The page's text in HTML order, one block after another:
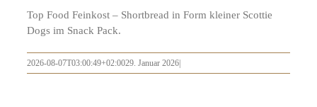
Top Food Feinkost – Shortbread in Form kleiner Scottie
Dogs im Snack Pack.
2026-08-07T03:00:49+02:0029. Januar 2026